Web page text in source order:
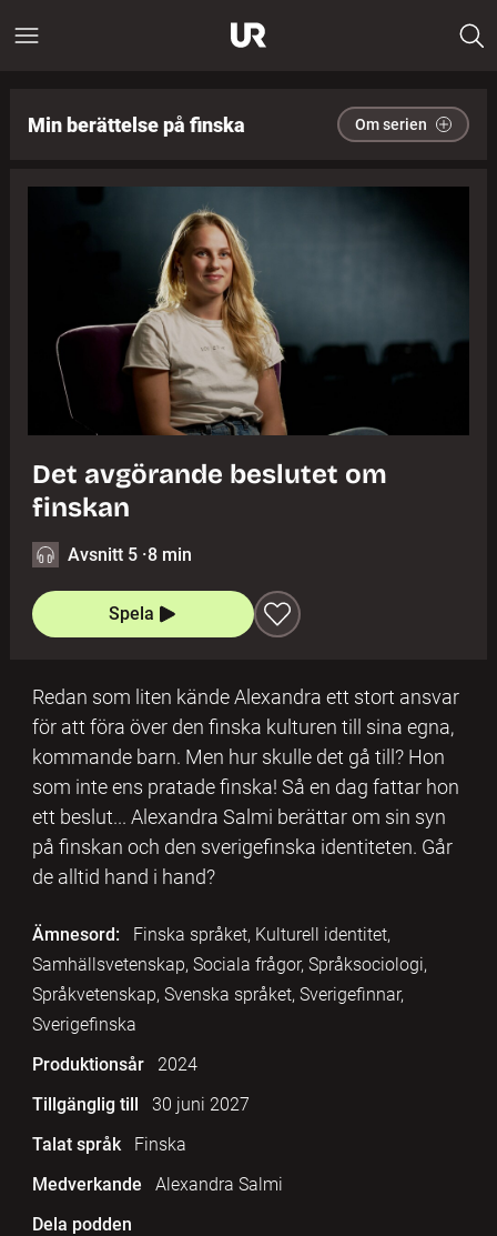
Min berättelse på finska Om serien
Det avgörande beslutet om
finskan
Avsnitt 5 ·8 min
Spela
Redan som liten kände Alexandra ett stort ansvar
för att föra över den finska kulturen till sina egna,
kommande barn. Men hur skulle det gå till? Hon
som inte ens pratade finska! Så en dag fattar hon
ett beslut... Alexandra Salmi berättar om sin syn
på finskan och den sverigefinska identiteten. Går
de alltid hand i hand?
Ämnesord:
Finska språket, Kulturell identitet,
Samhällsvetenskap, Sociala frågor, Språksociologi,
Språkvetenskap, Svenska språket, Sverigefinnar,
Sverigefinska
Produktionsår
2024
Tillgänglig till
30 juni 2027
Talat språk
Finska
Medverkande
Alexandra Salmi
Dela podden